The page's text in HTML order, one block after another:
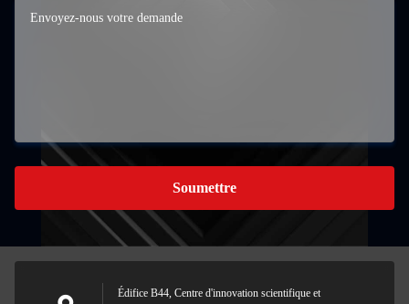
Soumettre
Édifice B44, Centre d'innovation scientifique et